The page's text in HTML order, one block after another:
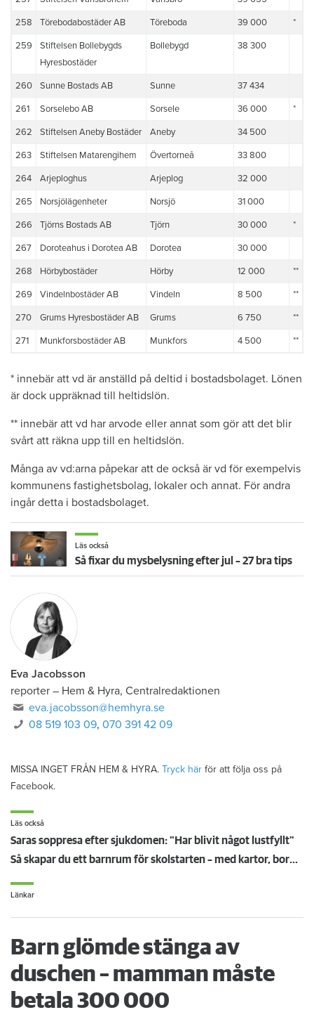
258 Törebodabostäder AB Töreboda 39 000 *
259
Stiftelsen Bollebygds
Hyresbostäder
Bollebygd 38 300
260 Sunne Bostads AB Sunne 37 434
261 Sorselebo AB Sorsele 36 000 *
262 Stiftelsen Aneby Bostäder Aneby 34 500
263 Stiftelsen Matarengihem Övertorneå 33 800
264 Arjeploghus Arjeplog 32 000
265 Norsjölägenheter Norsjö 31 000
266 Tjörns Bostads AB Tjörn 30 000 *
267 Doroteahus i Dorotea AB Dorotea 30 000
268 Hörbybostäder Hörby 12 000 **
269 Vindelnbostäder AB Vindeln 8 500 **
270 Grums Hyresbostäder AB Grums 6 750 **
271 Munkforsbostäder AB Munkfors 4 500 **
* innebär att vd är anställd på deltid i bostadsbolaget. Lönen
är dock uppräknad till heltidslön.
** innebär att vd har arvode eller annat som gör att det blir
svårt att räkna upp till en heltidslön.
Många av vd:arna påpekar att de också är vd för exempelvis
kommunens fastighetsbolag, lokaler och annat. För andra
ingår detta i bostadsbolaget.
Läs också
Så fixar du mysbelysning efter jul – 27 bra tips
Eva Jacobsson
reporter – Hem & Hyra, Centralredaktionen
eva.jacobsson@hemhyra.se
08 519 103 09,070 391 42 09
MISSA INGET FRÅN HEM & HYRA. Tryck här för att följa oss på
Facebook.
Läs också
Saras soppresa efter sjukdomen: "Har blivit något lustfyllt"
Så skapar du ett barnrum för skolstarten – med kartor, bord och belysning
Länkar
Barn glömde stänga av
duschen – mamman måste
betala 300 000